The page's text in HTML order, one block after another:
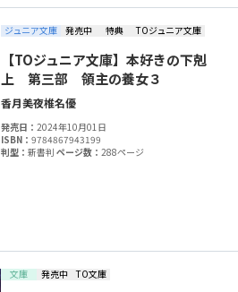
ジュニア文庫 発売中 特典 TOジュニア文庫
【TOジュニア文庫】本好きの下剋
上 第三部 領主の養女３
香月美夜椎名優
発売日：2024年10月01日
ISBN：9784867943199
判型：新書判ページ数：288ページ
文庫 発売中 TO文庫